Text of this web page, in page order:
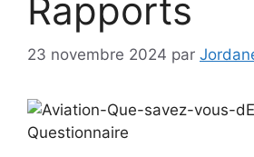
Rapports
23 novembre 2024 par